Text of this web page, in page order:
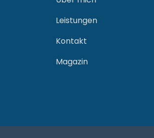
Leistungen
Kontakt
Magazin